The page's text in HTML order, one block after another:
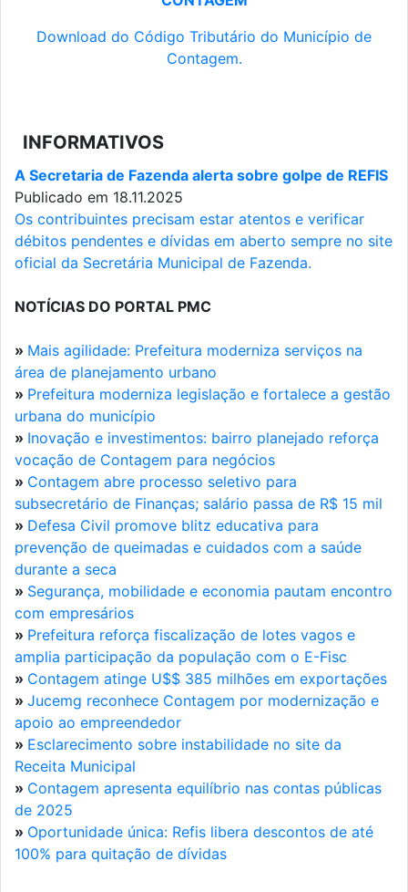
Download do Código Tributário do Município de
Contagem.
INFORMATIVOS
A Secretaria de Fazenda alerta sobre golpe de REFIS
Publicado em 18.11.2025
Os contribuintes precisam estar atentos e verificar
débitos pendentes e dívidas em aberto sempre no site
oficial da Secretária Municipal de Fazenda.
NOTÍCIAS DO PORTAL PMC
» Mais agilidade: Prefeitura moderniza serviços na
área de planejamento urbano
» Prefeitura moderniza legislação e fortalece a gestão
urbana do município
» Inovação e investimentos: bairro planejado reforça
vocação de Contagem para negócios
» Contagem abre processo seletivo para
subsecretário de Finanças; salário passa de R$ 15 mil
» Defesa Civil promove blitz educativa para
prevenção de queimadas e cuidados com a saúde
durante a seca
» Segurança, mobilidade e economia pautam encontro
com empresários
» Prefeitura reforça fiscalização de lotes vagos e
amplia participação da população com o E-Fisc
» Contagem atinge U$$ 385 milhões em exportações
» Jucemg reconhece Contagem por modernização e
apoio ao empreendedor
» Esclarecimento sobre instabilidade no site da
Receita Municipal
» Contagem apresenta equilíbrio nas contas públicas
de 2025
» Oportunidade única: Refis libera descontos de até
100% para quitação de dívidas